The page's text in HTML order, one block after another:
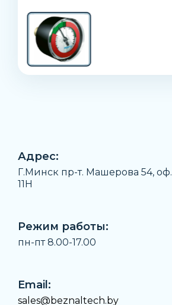
Адрес:
Г.Минск пр-т. Машерова 54, оф.
11H
Режим работы:
пн-пт 8.00-17.00
Email:
sales@beznaltech.by